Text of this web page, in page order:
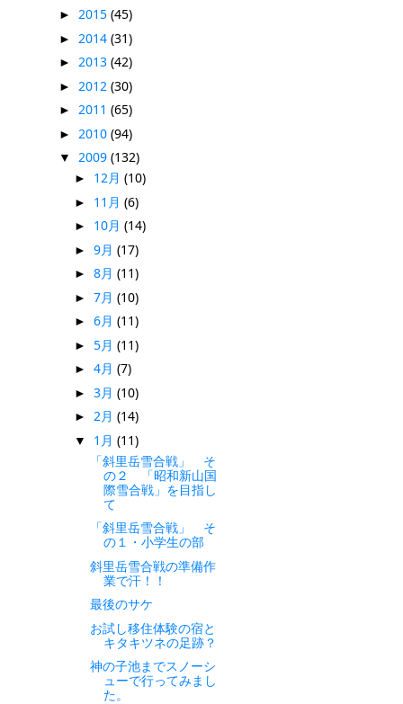
► 2015 (45)
► 2014 (31)
► 2013 (42)
► 2012 (30)
► 2011 (65)
► 2010 (94)
▼ 2009 (132)
► 12月 (10)
► 11月 (6)
► 10月 (14)
► 9月 (17)
► 8月 (11)
► 7月 (10)
► 6月 (11)
► 5月 (11)
► 4月 (7)
► 3月 (10)
► 2月 (14)
▼ 1月 (11)
「斜里岳雪合戦」 そ
の２ 「昭和新山国
際雪合戦」を目指し
て
「斜里岳雪合戦」 そ
の１・小学生の部
斜里岳雪合戦の準備作
業で汗！！
最後のサケ
お試し移住体験の宿と
キタキツネの足跡？
神の子池までスノーシ
ューで行ってみまし
た。